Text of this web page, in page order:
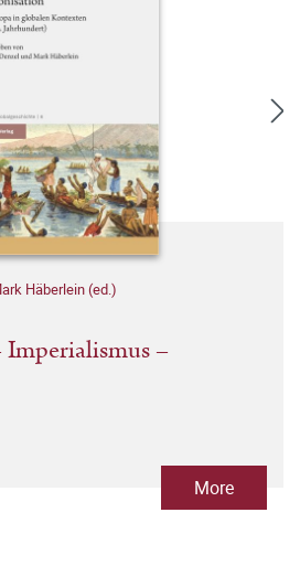
Häberlein (ed.)
–
More